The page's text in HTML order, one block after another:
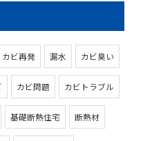
カビ再発 漏水 カビ臭い
カビ問題 カビトラブル
基礎断熱住宅 断熱材